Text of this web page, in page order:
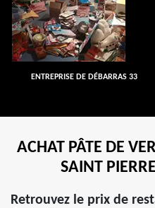
ENTREPRISE DE DÉBARRAS 33
ACHAT PÂTE DE
SAINT
Retrouvez le prix de